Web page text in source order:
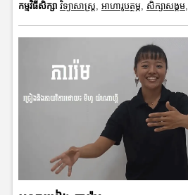
កម្មវិធីសិក្សា វិទ្យាសាស្រ្ត, អាហារូបត្ថម្ភ, សិក្សាសង្គម,